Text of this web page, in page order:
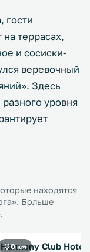
гости
террасах,
и сосиски-
веревочный
Здесь
уровня
находятся
Больше
0 км
Harmony Club Hotel